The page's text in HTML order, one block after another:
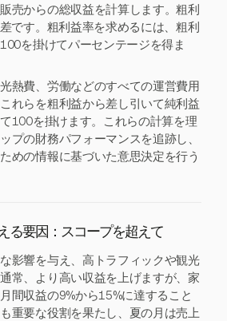
売からの総収益を計算します。粗利
です。粗利益率を求めるには、粗利
を掛けてパーセンテージを得ま
熱費、労働などのすべての運営費用
れらを粗利益から差し引いて純利益
100を掛けます。これらの計算を理
プの財務パフォーマンスを追跡し、
めの情報に基づいた意思決定を行う
る要因：スコープを超えて
影響を与え、高トラフィックや観光
常、より高い収益を上げますが、家
間収益の9%から15%に達すること
重要な役割を果たし、夏の月は売上